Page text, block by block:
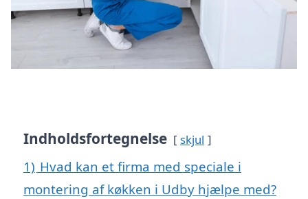
Indholdsfortegnelse skjul
1) Hvad kan et firma med speciale i
montering af køkken i Udby hjælpe med?